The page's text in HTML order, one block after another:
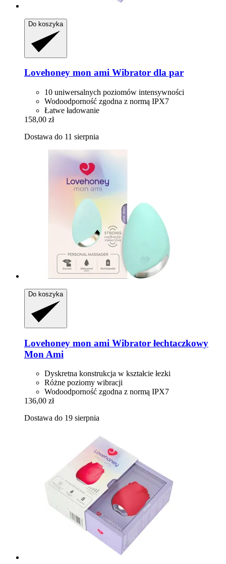
Do koszyka
Lovehoney mon ami Wibrator dla par
10 uniwersalnych poziomów intensywności
Wodoodporność zgodna z normą IPX7
Łatwe ładowanie
158,00 zł
Dostawa do 11 sierpnia
Do koszyka
Lovehoney mon ami Wibrator łechtaczkowy
Mon Ami
Dyskretna konstrukcja w kształcie łezki
Różne poziomy wibracji
Wodoodporność zgodna z normą IPX7
136,00 zł
Dostawa do 19 sierpnia